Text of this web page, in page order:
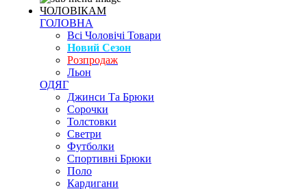
ЧОЛОВІКАМ
ГОЛОВНА
Всі Чоловічі Товари
Новий Сезон
Розпродаж
Льон
ОДЯГ
Джинси Та Брюки
Сорочки
Толстовки
Светри
Футболки
Спортивні Брюки
Поло
Кардигани